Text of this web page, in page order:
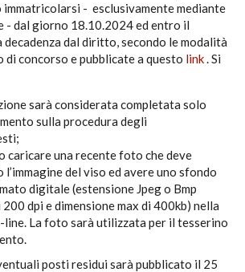
- esclusivamente mediante
- dal giorno 18.10.2024 ed entro il
decadenza dal diritto, secondo le modalità
di concorso e pubblicate a questo link. Si
sarà considerata completata solo
sulla procedura degli
caricare una recente foto che deve
del viso ed avere uno sfondo
digitale (estensione Jpeg o Bmp
dpi e dimensione max di 400kb) nella
line. La foto sarà utilizzata per il tesserino
posti residui sarà pubblicato il 25